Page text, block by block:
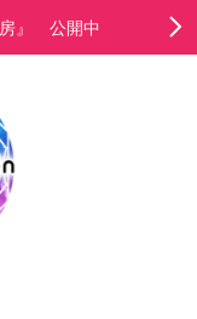
房』 公開中